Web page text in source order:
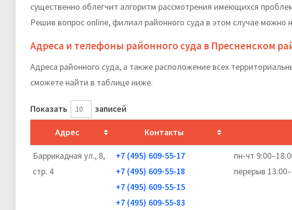
существенно облегчит алгоритм рассмотрения имеющихся
Решив вопрос online, филиал районного суда в этом случае можно
Адреса и телефоны районного суда в Пресненском
Адреса районного суда, а также расположение всех
cможете найти в таблице ниже.
Показать записей
Адрес Контакты
Баррикадная ул., 8,
стр. 4
+7 (495) 609-55-17
+7 (495) 609-55-18
+7 (495) 609-55-15
+7 (495) 609-55-83
пн-чт
перерыв